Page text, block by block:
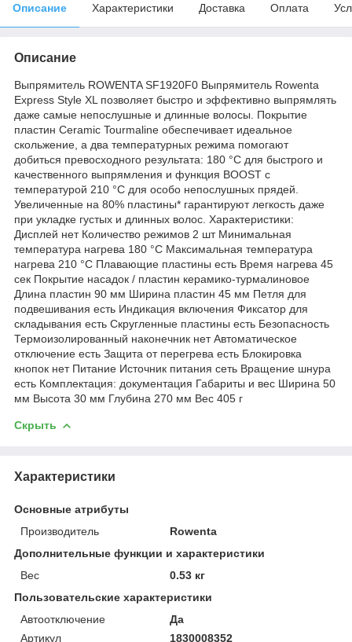
Описание Характеристики Доставка Оплата
Описание
Выпрямитель ROWENTA SF1920F0 Выпрямитель Rowenta
Express Style XL позволяет быстро и эффективно выпрямлять
даже самые непослушные и длинные волосы. Покрытие
пластин Ceramic Tourmaline обеспечивает идеальное
скольжение, а два температурных режима помогают
добиться превосходного результата: 180 °C для быстрого и
качественного выпрямления и функция BOOST с
температурой 210 °C для особо непослушных прядей.
Увеличенные на 80% пластины* гарантируют легкость даже
при укладке густых и длинных волос. Характеристики:
Дисплей нет Количество режимов 2 шт Минимальная
температура нагрева 180 °C Максимальная температура
нагрева 210 °C Плавающие пластины есть Время нагрева 45
сек Покрытие насадок / пластин керамико-турмалиновое
Длина пластин 90 мм Ширина пластин 45 мм Петля для
подвешивания есть Индикация включения Фиксатор для
складывания есть Скругленные пластины есть Безопасность
Термоизолированный наконечник нет Автоматическое
отключение есть Защита от перегрева есть Блокировка
кнопок нет Питание Источник питания сеть Вращение шнура
есть Комплектация: документация Габариты и вес Ширина 50
мм Высота 30 мм Глубина 270 мм Вес 405 г
Скрыть
Характеристики
Основные атрибуты
Производитель
Rowenta
Дополнительные функции и характеристики
Вес
0.53 кг
Пользовательские характеристики
Автоотключение
Да
Артикул
1830008352